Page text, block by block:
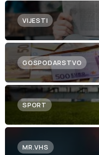
VIJESTI
GOSPODARSTVO
SPORT
MR.VHS